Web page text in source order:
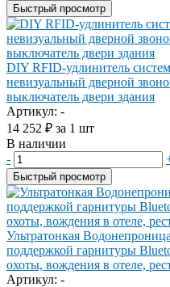
Быстрый просмотр
DIY RFID-удлинитель
невизуальный дверной
выключатель двери здания
Артикул: -
14 252 ₽ за 1 шт
В наличии
-
Быстрый просмотр
Ультратонкая
поддержкой гарнитуры
охоты, вождения в отеле,
Артикул: -